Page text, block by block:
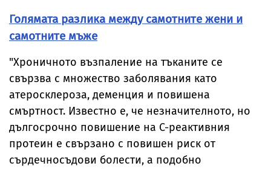
Голямата разлика между самотните жени и
самотните мъже
"Хроничното възпаление на тъканите се
свързва с множество заболявания като
атеросклероза, деменция и повишена
смъртност. Известно е, че незначителното, но
дългосрочно повишение на С-реактивния
протеин е свързано с повишен риск от
сърдечносъдови болести, а подобно